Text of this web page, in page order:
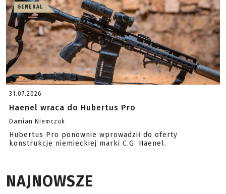
GENERAL
31.07.2026
Haenel wraca do Hubertus Pro
Damian Niemczuk
Hubertus Pro ponownie wprowadził do oferty
konstrukcje niemieckiej marki C.G. Haenel.
NAJNOWSZE